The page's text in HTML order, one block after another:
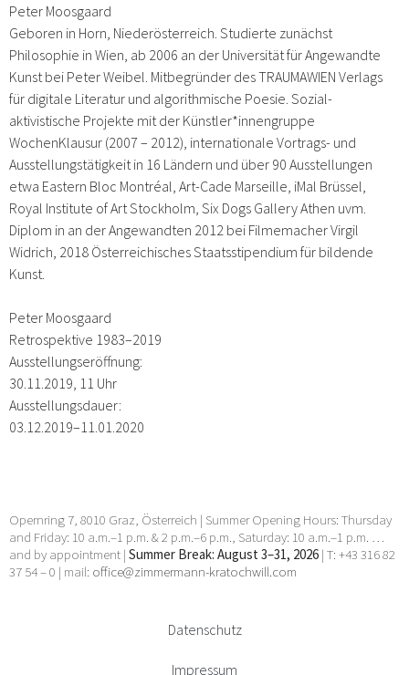
Peter Moosgaard
Geboren in Horn, Niederösterreich. Studierte zunächst
Philosophie in Wien, ab 2006 an der Universität für Angewandte
Kunst bei Peter Weibel. Mitbegründer des TRAUMAWIEN Verlags
für digitale Literatur und algorithmische Poesie. Sozial-
aktivistische Projekte mit der Künstler*innengruppe
WochenKlausur (2007 – 2012), internationale Vortrags- und
Ausstellungstätigkeit in 16 Ländern und über 90 Ausstellungen
etwa Eastern Bloc Montréal, Art-Cade Marseille, iMal Brüssel,
Royal Institute of Art Stockholm, Six Dogs Gallery Athen uvm.
Diplom in an der Angewandten 2012 bei Filmemacher Virgil
Widrich, 2018 Österreichisches Staatsstipendium für bildende
Kunst.
Peter Moosgaard
Retrospektive 1983–2019
Ausstellungseröffnung:
30.11.2019, 11 Uhr
Ausstellungsdauer:
03.12.2019–11.01.2020
Opernring 7, 8010 Graz, Österreich | Summer Opening Hours: Thursday
and Friday: 10 a.m.–1 p.m. & 2 p.m.–6 p.m., Saturday: 10 a.m.–1 p.m. …
and by appointment | Summer Break: August 3–31, 2026 | T: +43 316 82
37 54 – 0 | mail: office@zimmermann-kratochwill.com
Datenschutz
Impressum